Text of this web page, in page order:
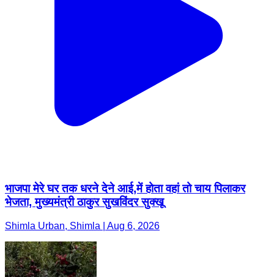
भाजपा मेरे घर तक धरने देने आई,में होता वहां तो चाय पिलाकर
भेजता, मुख्यमंत्री ठाकुर सुखविंदर सुक्खू
Shimla Urban, Shimla | Aug 6, 2026